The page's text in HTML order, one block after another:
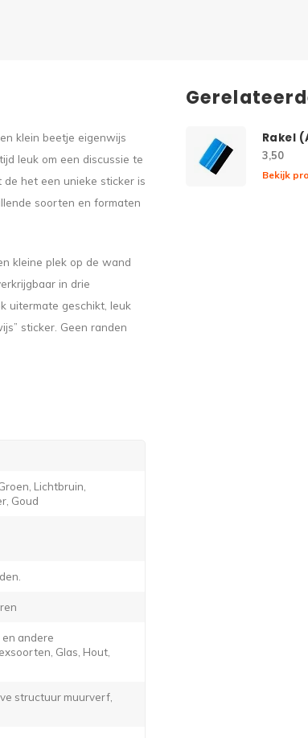
klein beetje eigenwijs
leuk om een discussie te
het een unieke sticker is
soorten en formaten
kleine plek op de wand
in drie
uitermate geschikt, leuk
sticker. Geen randen
Lichtbruin,
Goud
andere
Glas, Hout,
structuur muurverf,
Rakel
3,50
Bekijk